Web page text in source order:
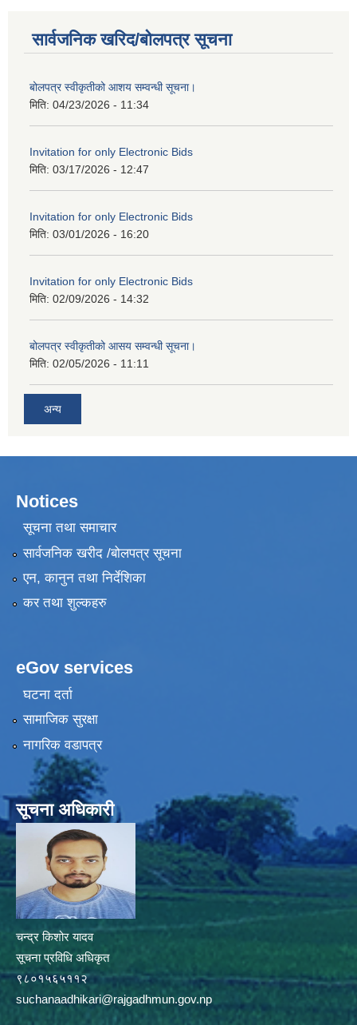
सार्वजनिक खरिद/बोलपत्र सूचना
बोलपत्र स्वीकृतीको आशय सम्वन्धी सूचना।
मिति: 04/23/2026 - 11:34
Invitation for only Electronic Bids
मिति: 03/17/2026 - 12:47
Invitation for only Electronic Bids
मिति: 03/01/2026 - 16:20
Invitation for only Electronic Bids
मिति: 02/09/2026 - 14:32
बोलपत्र स्वीकृतीको आसय सम्वन्धी सूचना।
मिति: 02/05/2026 - 11:11
अन्य
Notices
सूचना तथा समाचार
सार्वजनिक खरीद /बोलपत्र सूचना
एन, कानुन तथा निर्देशिका
कर तथा शुल्कहरु
eGov services
घटना दर्ता
सामाजिक सुरक्षा
नागरिक वडापत्र
सूचना अधिकारी
चन्द्र किशोर यादव
सूचना प्रविधि अधिकृत
९८०१५६५११२
suchanaadhikari@rajgadhmun.gov.np